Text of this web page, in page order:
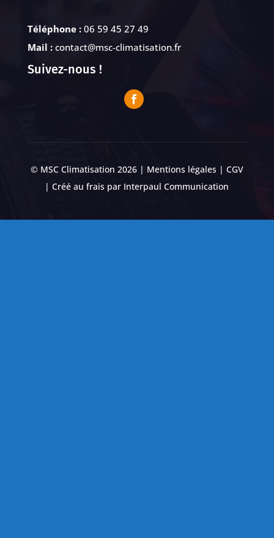
Téléphone : 06 59 45 27 49
Mail :contact@msc-climatisation.fr
Suivez-nous !
© MSC Climatisation 2026 | Mentions légales| CGV
| Créé au frais par Interpaul Communication